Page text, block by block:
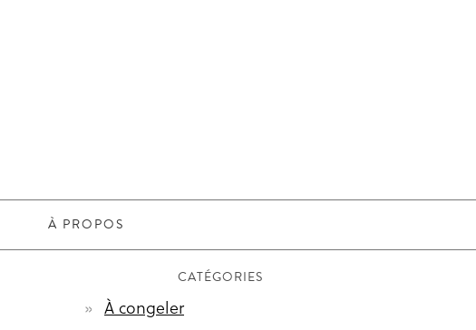
À PROPOS
CATÉGORIES
À congeler